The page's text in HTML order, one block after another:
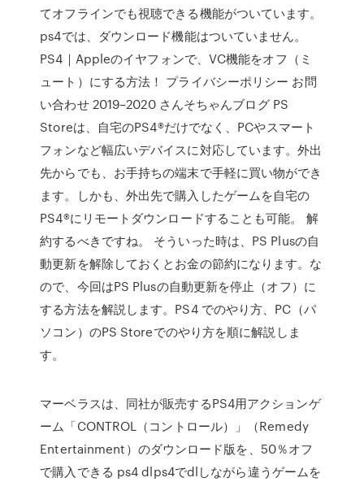
てオフラインでも視聴できる機能がついています。
ps4では、ダウンロード機能はついていません。
PS4｜Appleのイヤフォンで、VC機能をオフ（ミ
ュート）にする方法！ プライバシーポリシー お問
い合わせ 2019–2020 さんそちゃんブログ PS
Storeは、自宅のPS4®だけでなく、PCやスマート
フォンなど幅広いデバイスに対応しています。外出
先からでも、お手持ちの端末で手軽に買い物ができ
ます。しかも、外出先で購入したゲームを自宅の
PS4®にリモートダウンロードすることも可能。 解
約するべきですね。 そういった時は、PS Plusの自
動更新を解除しておくとお金の節約になります。な
ので、今回はPS Plusの自動更新を停止（オフ）に
する方法を解説します。PS4 でのやり方、PC（パ
ソコン）のPS Storeでのやり方を順に解説しま
す。
マーベラスは、同社が販売するPS4用アクションゲ
ーム「CONTROL（コントロール）」（Remedy
Entertainment）のダウンロード版を、50％オフ
で購入できる ps4 dlps4でdlしながら違うゲームを